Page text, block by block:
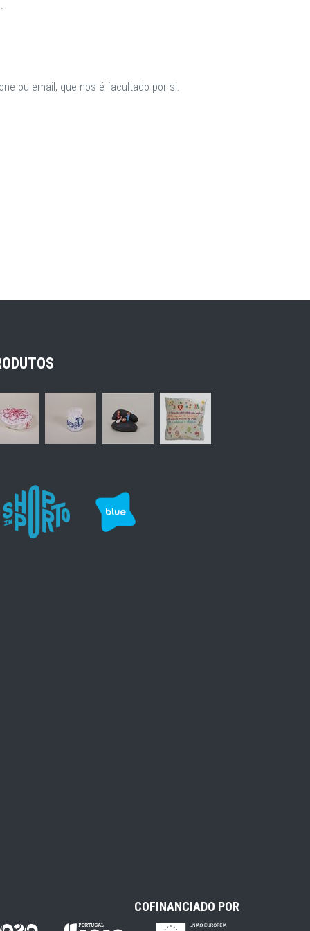
ou email, que nos é facultado por si.
COFINANCIADO POR